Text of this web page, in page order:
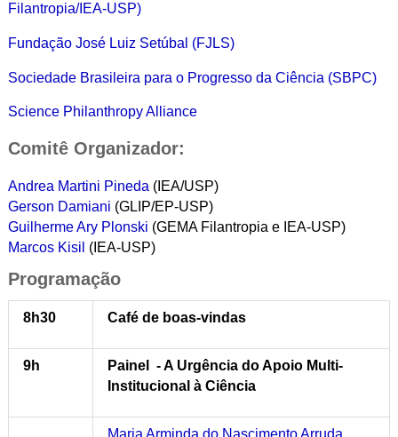
Filantropia/IEA-USP)
Fundação José Luiz Setúbal (FJLS)
Sociedade Brasileira para o Progresso da Ciência (SBPC)
Science Philanthropy Alliance
Comitê Organizador:
Andrea Martini Pineda (IEA/USP)
Gerson Damiani (GLIP/EP-USP)
Guilherme Ary Plonski (GEMA Filantropia e IEA-USP)
Marcos Kisil (IEA-USP)
Programação
8h30 Café de boas-vindas
9h
Painel - A Urgência do Apoio Multi-
Institucional à Ciência